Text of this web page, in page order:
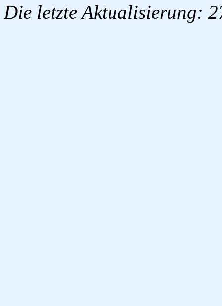
Die letzte Aktualisierung: